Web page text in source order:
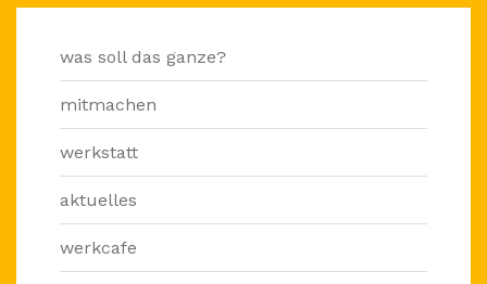
was soll das ganze?
mitmachen
werkstatt
aktuelles
werkcafe